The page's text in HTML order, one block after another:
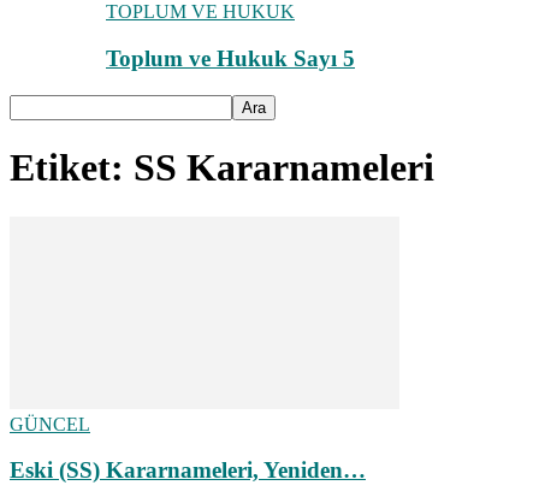
TOPLUM VE HUKUK
Toplum ve Hukuk Sayı 5
Etiket: SS Kararnameleri
GÜNCEL
Eski (SS) Kararnameleri, Yeniden…